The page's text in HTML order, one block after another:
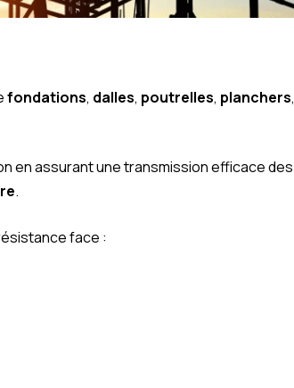
fondations, dalles, poutrelles, planchers,
en assurant une transmission efficace des
.
face :